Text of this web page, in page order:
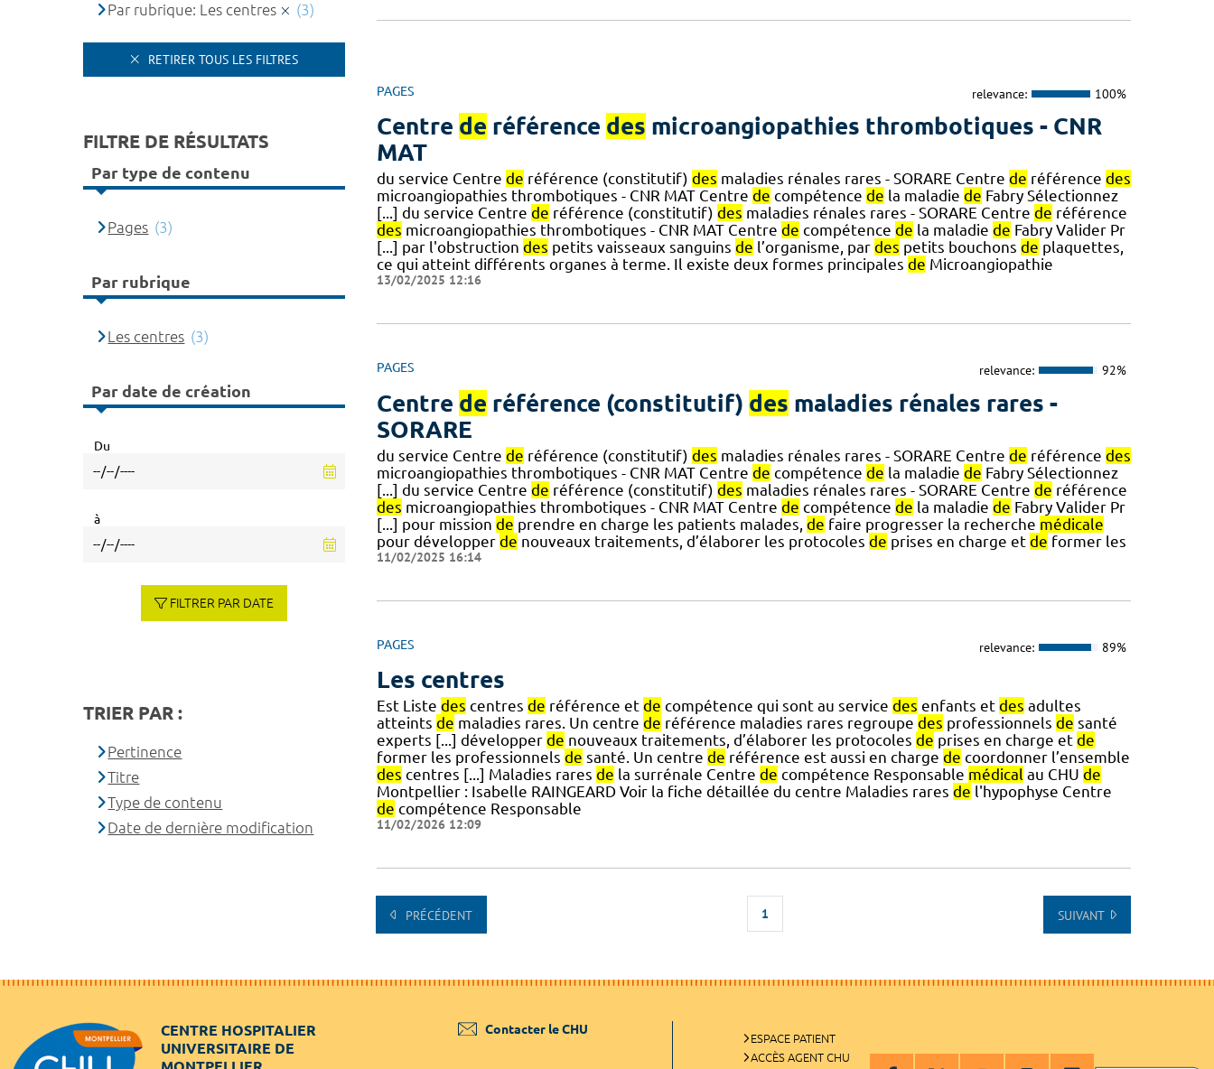
PAGES relevance: 100%
Centre de référence des microangiopathies thrombotiques - CNR
MAT
du service Centre de référence (constitutif) des maladies rénales rares - SORARE Centre de référence des
microangiopathies thrombotiques - CNR MAT Centre de compétence de la maladie de Fabry Sélectionnez
[...] du service Centre de référence (constitutif) des maladies rénales rares - SORARE Centre de référence
des microangiopathies thrombotiques - CNR MAT Centre de compétence de la maladie de Fabry Valider Pr
[...] par l'obstruction des petits vaisseaux sanguins de l’organisme, par des petits bouchons de plaquettes,
ce qui atteint différents organes à terme. Il existe deux formes principales de Microangiopathie
13/02/2025 12:16
PAGES relevance: 92%
Centre de référence (constitutif) des maladies rénales rares -
SORARE
du service Centre de référence (constitutif) des maladies rénales rares - SORARE Centre de référence des
microangiopathies thrombotiques - CNR MAT Centre de compétence de la maladie de Fabry Sélectionnez
[...] du service Centre de référence (constitutif) des maladies rénales rares - SORARE Centre de référence
des microangiopathies thrombotiques - CNR MAT Centre de compétence de la maladie de Fabry Valider Pr
[...] pour mission de prendre en charge les patients malades, de faire progresser la recherche médicale
pour développer de nouveaux traitements, d’élaborer les protocoles de prises en charge et de former les
11/02/2025 16:14
PAGES relevance: 89%
Les centres
Est Liste des centres de référence et de compétence qui sont au service des enfants et des adultes
atteints de maladies rares. Un centre de référence maladies rares regroupe des professionnels de santé
experts [...] développer de nouveaux traitements, d’élaborer les protocoles de prises en charge et de
former les professionnels de santé. Un centre de référence est aussi en charge de coordonner l’ensemble
des centres [...] Maladies rares de la surrénale Centre de compétence Responsable médical au CHU de
Montpellier : Isabelle RAINGEARD Voir la fiche détaillée du centre Maladies rares de l'hypophyse Centre
de compétence Responsable
11/02/2026 12:09
PRÉCÉDENT 1 SUIVANT
Par rubrique: Les centres (3)
RETIRER TOUS LES FILTRES
FILTRE DE RÉSULTATS
Par type de contenu
Pages (3)
Par rubrique
Les centres (3)
Par date de création
Du
à
FILTRER PAR DATE
TRIER PAR :
Pertinence
Titre
Type de contenu
Date de dernière modification
CENTRE HOSPITALIER
UNIVERSITAIRE DE
Contacter le CHU
ESPACE PATIENT
ACCÈS AGENT CHU